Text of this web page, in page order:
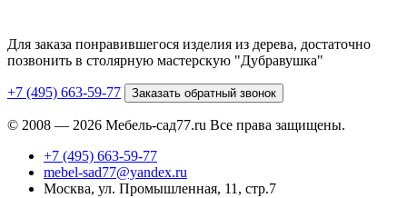
Для заказа понравившегося изделия из дерева, достаточно
позвонить в столярную мастерскую "Дубравушка"
+7 (495) 663-59-77 Заказать обратный звонок
© 2008 — 2026 Мебель-сад77.ru Все права защищены.
+7 (495) 663-59-77
mebel-sad77@yandex.ru
Москва, ул. Промышленная, 11, стр.7